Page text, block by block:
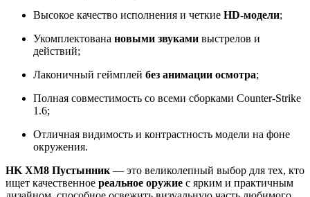
Высокое качество исполнения и четкие HD-модели;
Укомплектована новыми звуками выстрелов и
действий;
Лаконичный геймплей без анимации осмотра;
Полная совместимость со всеми сборками Counter-Strike
1.6;
Отличная видимость и контрастность модели на фоне
окружения.
HK XM8 Пустынник— это великолепный выбор для тех, кто
ищет качественное реальное оружие с ярким и практичным